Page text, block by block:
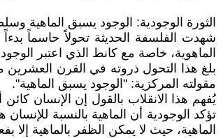
الثورة الوجودية: الوجود يسبق الماهية
شهدت الفلسفة الحديثة تحولاً حاسماً
الماهوية، خاصة مع كانط الذي اعتبر
بلغ هذا التحول ذروته في القرن العشرين
مقولته المركزية: "الوجود يسبق الماهية".
يُفهم هذا الانقلاب بالقول إن الإنسان
تؤكد الوجودية أن الماهية بالنسبة
الماهية، حيث لا يمكن الظفر بالماهية إلا